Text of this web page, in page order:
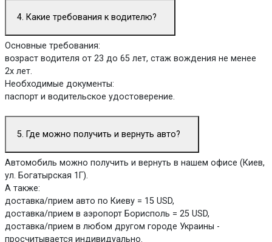
4. Какие требования к водителю?
Основные требования:
возраст водителя от 23 до 65 лет, стаж вождения не менее
2х лет.
Необходимые документы:
паспорт и водительское удостоверение.
5. Где можно получить и вернуть авто?
Автомобиль можно получить и вернуть в нашем офисе (Киев,
ул. Богатырская 1Г).
А также:
доставка/прием авто по Киеву = 15 USD,
доставка/прием в аэропорт Борисполь = 25 USD,
доставка/прием в любом другом городе Украины -
просчитывается индивидуально.